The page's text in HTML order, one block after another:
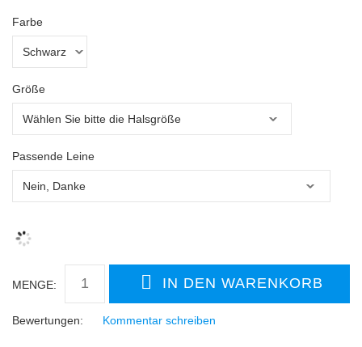
Farbe
Größe
Passende Leine
MENGE:
Bewertungen: Kommentar schreiben